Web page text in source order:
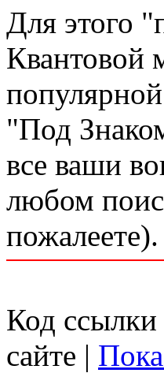
Для этого
Квантовой
"Под
все ваши
любом
пожалеете).
Код ссылки
сайте |